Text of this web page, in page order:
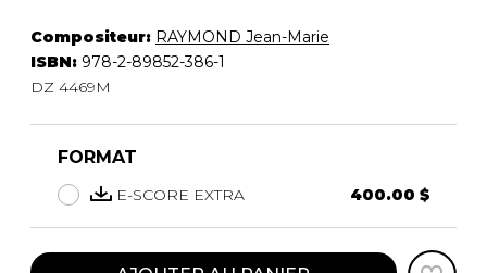
Compositeur: RAYMOND Jean-Marie
ISBN: 978-2-89852-386-1
DZ 4469M
FORMAT
E-SCORE EXTRA 400.00 $